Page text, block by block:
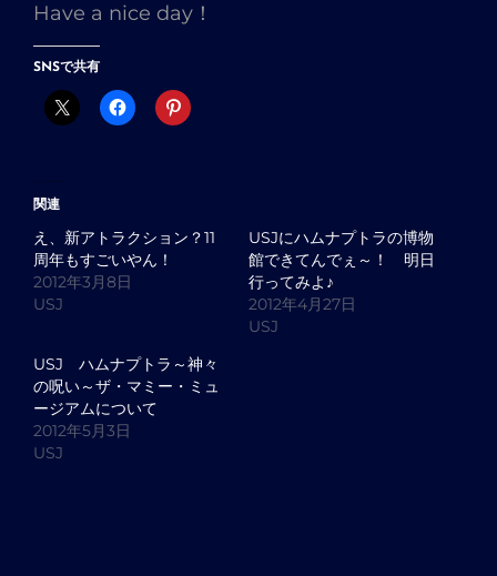
Have a nice day！
SNSで共有
関連
え、新アトラクション？11
周年もすごいやん！
2012年3月8日
USJ
USJにハムナプトラの博物
館できてんでぇ～！ 明日
行ってみよ♪
2012年4月27日
USJ
USJ ハムナプトラ～神々
の呪い～ザ・マミー・ミュ
ージアムについて
2012年5月3日
USJ